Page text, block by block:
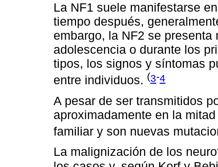
La NF1 suele manifestarse
tiempo después,
embargo, la NF2 se
adolescencia o durante los
tipos, los signos y síntomas
entre individuos. (3-4
A pesar de ser transmitidos
aproximadamente en la
familiar y son nuevas
La malignización de los